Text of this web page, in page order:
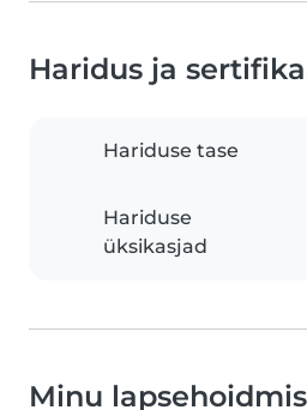
Haridus ja
Hariduse tase
Hariduse
üksikasjad
Minu